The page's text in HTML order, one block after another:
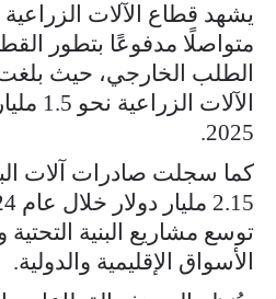
يشهد قطاع الآلات الزراعية
متواصلًا مدفوعًا بتطور
الطلب الخارجي، حيث
الآلات
2025.
كما سجلت صادرات آلات
توسع مشاريع البنية
الأسواق الإقليمية والدولية.